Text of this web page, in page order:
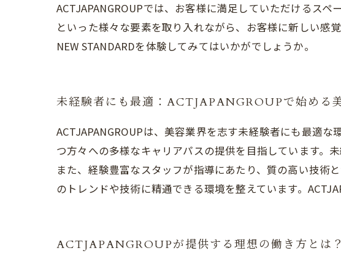
ACTJAPANGROUPでは、お客様に満足していただけるス
といった様々な要素を取り入れながら、お客様に新しい感
NEW STANDARDを体験してみてはいかがでしょうか。
未経験者にも最適：ACTJAPANGROUPで始める
ACTJAPANGROUPは、美容業界を志す未経験者にも最適
つ方々への多様なキャリアパスの提供を目指しています。
また、経験豊富なスタッフが指導にあたり、質の高い技術
のトレンドや技術に精通できる環境を整えています。
ACTJAPANGROUPが提供する理想の働き方とは？